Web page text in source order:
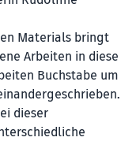
Materials bringt
Arbeiten in diese
Buchstabe um
dieser